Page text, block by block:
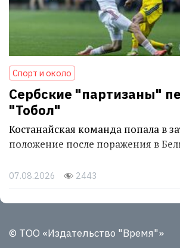
Спорт и около
Сербские "партизаны"
"Тобол"
Костанайская команда попала в
положение после поражения в
07.08.2026 2443
© ТОО «Издательство "Время"»